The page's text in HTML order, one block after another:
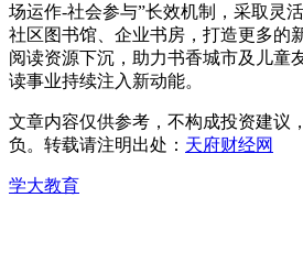
场运作-社会参与”长效机制，采取灵
社区图书馆、企业书房，打造更多的
阅读资源下沉，助力书香城市及儿童
读事业持续注入新动能。
文章内容仅供参考，不构成投资建议
负。转载请注明出处： 天府财经网
学大教育